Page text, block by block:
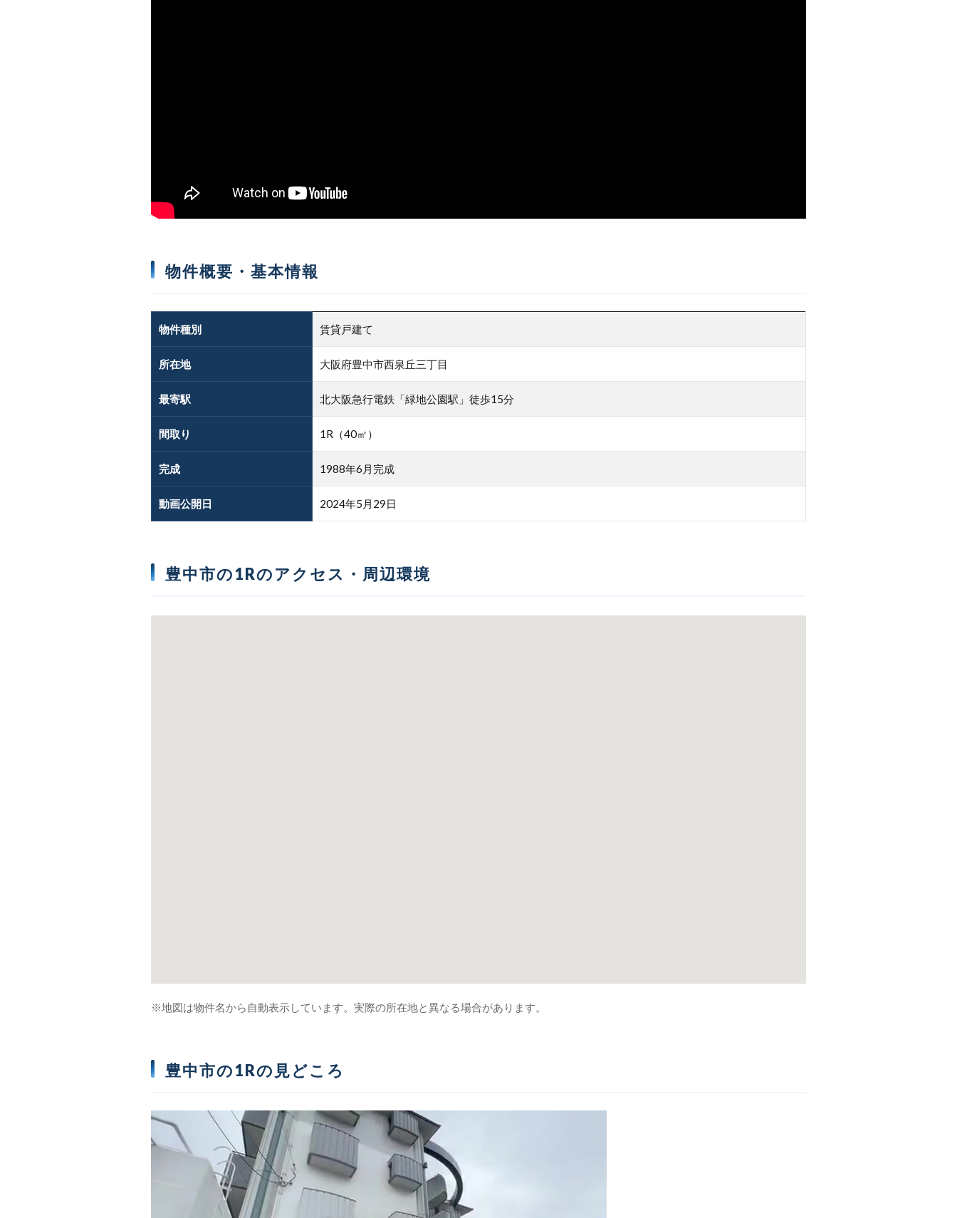
物件概要・基本情報
物件種別 賃貸戸建て
所在地 大阪府豊中市西泉丘三丁目
最寄駅 北大阪急行電鉄「緑地公園駅」徒歩15分
間取り 1R（40㎡）
完成 1988年6月完成
動画公開日 2024年5月29日
豊中市の1Rのアクセス・周辺環境
※地図は物件名から自動表示しています。実際の所在地と異なる場合があります。
豊中市の1Rの見どころ